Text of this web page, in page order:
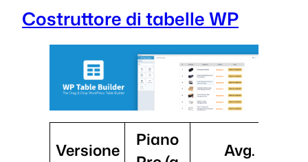
Costruttore di tabelle WP
Versione
Piano
Avg.